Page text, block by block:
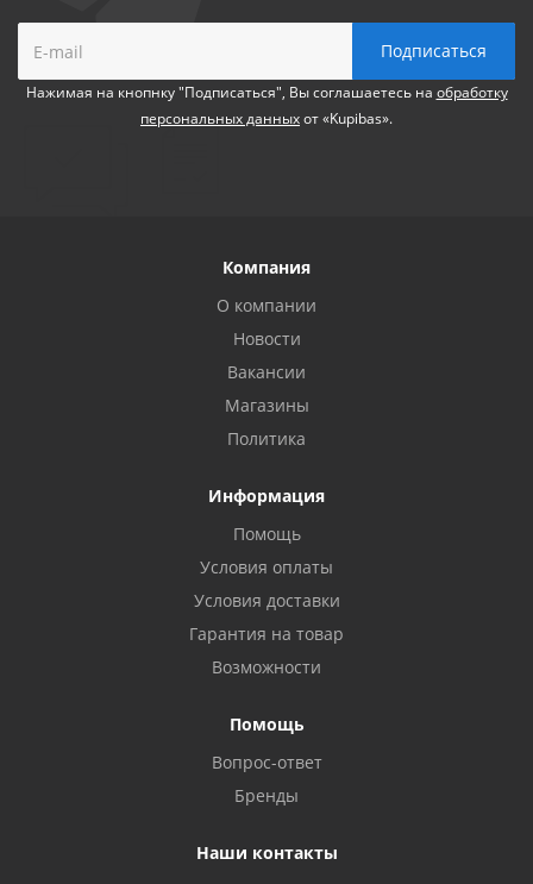
Нажимая на кнопнку "Подписаться", Вы соглашаетесь на обработку
персональных данныхот «Kupibas».
Компания
О компании
Новости
Вакансии
Магазины
Политика
Информация
Помощь
Условия оплаты
Условия доставки
Гарантия на товар
Возможности
Помощь
Вопрос-ответ
Бренды
Наши контакты